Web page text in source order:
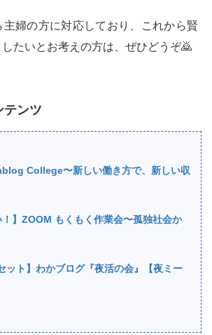
婦の方に対応しており、これから賢
たいとお考えの方は、ぜひどうぞ🙇‍
テンツ
College〜新しい働き方で、新しい収
！】ZOOM もくもく作業会〜孤独社会か
ット】わかブログ『夜活の会』【夜ミー